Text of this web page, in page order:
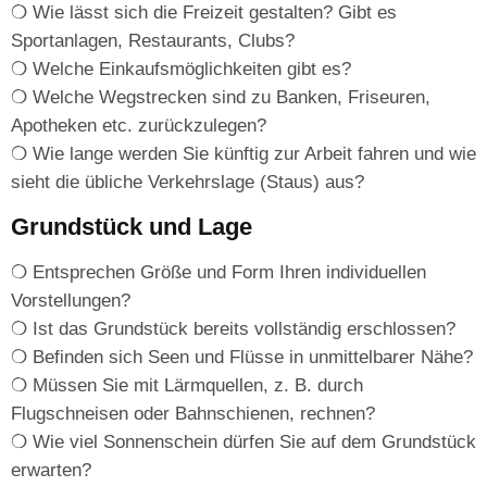
❍ Wie lässt sich die Freizeit gestalten? Gibt es
Sportanlagen, Restaurants, Clubs?
❍ Welche Einkaufsmöglichkeiten gibt es?
❍ Welche Wegstrecken sind zu Banken, Friseuren,
Apotheken etc. zurückzulegen?
❍ Wie lange werden Sie künftig zur Arbeit fahren und wie
sieht die übliche Verkehrslage (Staus) aus?
Grundstück und Lage
❍ Entsprechen Größe und Form Ihren individuellen
Vorstellungen?
❍ Ist das Grundstück bereits vollständig erschlossen?
❍ Befinden sich Seen und Flüsse in unmittelbarer Nähe?
❍ Müssen Sie mit Lärmquellen, z. B. durch
Flugschneisen oder Bahnschienen, rechnen?
❍ Wie viel Sonnenschein dürfen Sie auf dem Grundstück
erwarten?